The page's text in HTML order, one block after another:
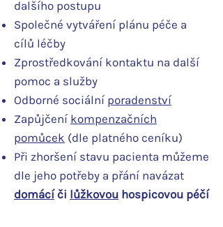
dalšího postupu
Společné vytváření plánu péče a
cílů léčby
Zprostředkování kontaktu na další
pomoc a služby
Odborné sociální poradenství
Zapůjčení kompenzačních
pomůcek (dle platného ceníku)
Při zhoršení stavu pacienta můžeme
dle jeho potřeby a přání navázat
domácíči lůžkovou hospicovou péčí